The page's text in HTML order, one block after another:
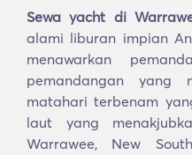
Sewa yacht di
alami liburan impian
menawarkan
pemandangan yang
matahari terbenam
laut yang
Warrawee, New